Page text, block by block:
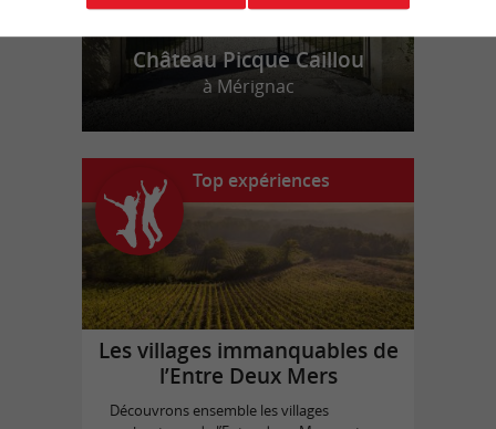
Château Picque Caillou
à Mérignac
Top expériences
Les villages immanquables de
l’Entre Deux Mers
Découvrons ensemble les villages